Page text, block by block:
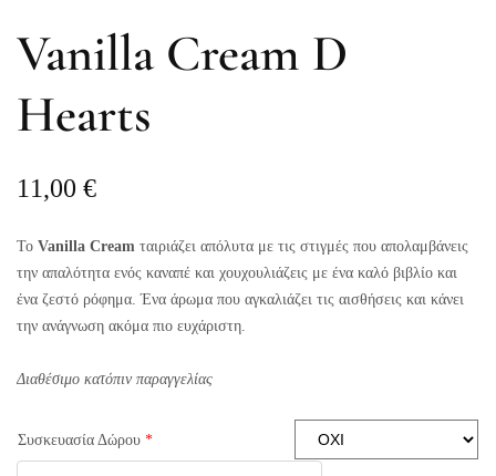
Vanilla Cream D
Hearts
11,00 €
Το Vanilla Cream ταιριάζει απόλυτα με τις στιγμές που απολαμβάνεις
την απαλότητα ενός καναπέ και χουχουλιάζεις με ένα καλό βιβλίο και
ένα ζεστό ρόφημα. Ένα άρωμα που αγκαλιάζει τις αισθήσεις και κάνει
την ανάγνωση ακόμα πιο ευχάριστη.
Διαθέσιμο κατόπιν παραγγελίας
Συσκευασία Δώρου *
Vanilla